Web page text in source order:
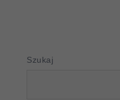
Szukaj